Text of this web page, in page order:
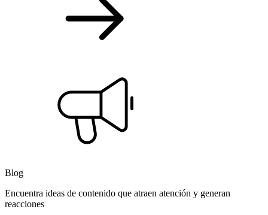
Blog
Encuentra ideas de contenido que atraen atención y generan
reacciones